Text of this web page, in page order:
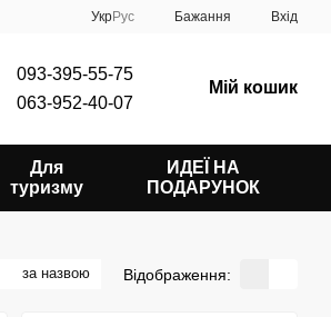
УкрРус Бажання Вхід
093-395-55-75
063-952-40-07
Мій кошик
Для
туризму
ИДЕЇ НА
ПОДАРУНОК
за назвою Відображення: